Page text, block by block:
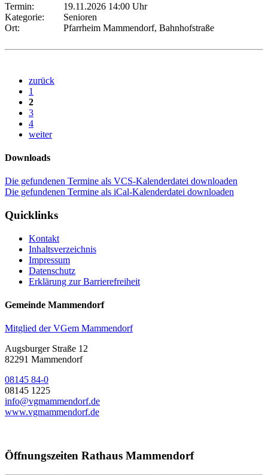
Termin:
19.11.2026 14:00 Uhr
Kategorie:
Senioren
Ort:
Pfarrheim Mammendorf, Bahnhofstraße
zurück
1
2
3
4
weiter
Downloads
Die gefundenen Termine als VCS-Kalenderdatei downloaden
Die gefundenen Termine als iCal-Kalenderdatei downloaden
Quicklinks
Kontakt
Inhaltsverzeichnis
Impressum
Datenschutz
Erklärung zur Barrierefreiheit
Gemeinde Mammendorf
Mitglied der VGem Mammendorf
Augsburger Straße 12
82291 Mammendorf
08145 84-0
08145 1225
info@vgmammendorf.de
www.vgmammendorf.de
Öffnungszeiten Rathaus Mammendorf